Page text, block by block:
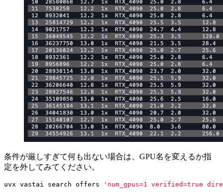
条件が厳しすぎて何も出ない場合は、GPU名を変えるか指
定を外してみてください。
uvx vastai search offers 'num_gpus=1 verified=true